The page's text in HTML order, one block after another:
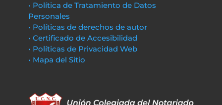
• Política de Tratamiento de Datos
Personales
• Políticas de derechos de autor
• Certificado de Accesibilidad
• Políticas de Privacidad Web
• Mapa del Sitio